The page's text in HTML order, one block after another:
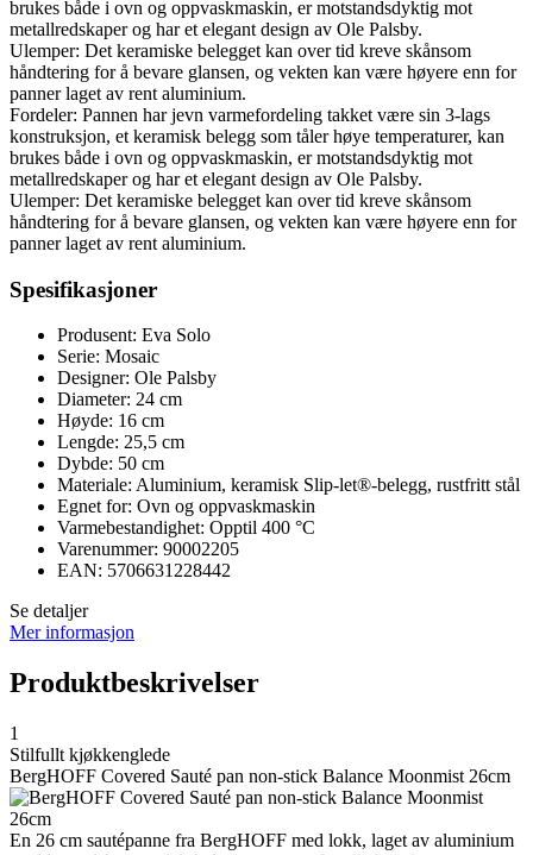
brukes både i ovn og oppvaskmaskin, er motstandsdyktig mot
metallredskaper og har et elegant design av Ole Palsby.
Ulemper: Det keramiske belegget kan over tid kreve skånsom
håndtering for å bevare glansen, og vekten kan være høyere enn for
panner laget av rent aluminium.
Fordeler: Pannen har jevn varmefordeling takket være sin 3-lags
konstruksjon, et keramisk belegg som tåler høye temperaturer, kan
brukes både i ovn og oppvaskmaskin, er motstandsdyktig mot
metallredskaper og har et elegant design av Ole Palsby.
Ulemper: Det keramiske belegget kan over tid kreve skånsom
håndtering for å bevare glansen, og vekten kan være høyere enn for
panner laget av rent aluminium.
Spesifikasjoner
Produsent: Eva Solo
Serie: Mosaic
Designer: Ole Palsby
Diameter: 24 cm
Høyde: 16 cm
Lengde: 25,5 cm
Dybde: 50 cm
Materiale: Aluminium, keramisk Slip-let®-belegg, rustfritt stål
Egnet for: Ovn og oppvaskmaskin
Varmebestandighet: Opptil 400 °C
Varenummer: 90002205
EAN: 5706631228442
Se detaljer
Mer informasjon
Produktbeskrivelser
1
Stilfullt kjøkkenglede
BergHOFF Covered Sauté pan non-stick Balance Moonmist 26cm
En 26 cm sautépanne fra BergHOFF med lokk, laget av aluminium